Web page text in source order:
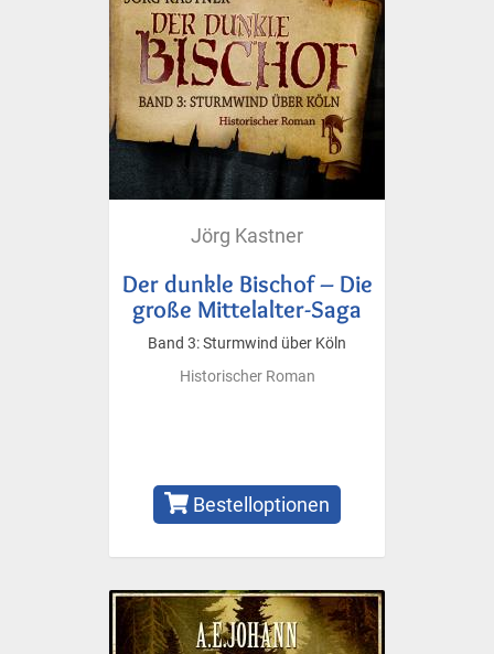
Jörg Kastner
Der dunkle Bischof – Die
große Mittelalter-Saga
Band 3: Sturmwind über Köln
Historischer Roman
Bestelloptionen